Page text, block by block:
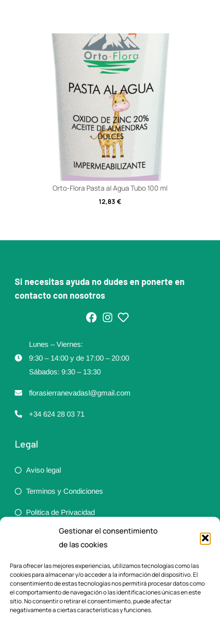
Gestionar el consentimiento
de las cookies
Para ofrecer las mejores experiencias, utilizamos tecnologías como las
cookies para almacenar y/o acceder a la información del dispositivo. El
consentimiento de estas tecnologías nos permitirá procesar datos como
el comportamiento de navegación o las identificaciones únicas en este
sitio. No consentir o retirar el consentimiento, puede afectar
negativamente a ciertas características y funciones.
Orto-Flora Pasta al Agua Tubo 100 ml
12,83 €
Si necesitas ayuda no dudes en ponerte en
contacto con nosotros
Lunes – Viernes:
9:30 – 14:00 y de 17:00 – 20:00
Sábados: 9:30 – 13:30
florasierranevadasl@gmail.com
+34 624 28 03 71
Legal
Aviso legal
Terminos y Condiciones
Politica de Privacidad
Política de cookies (UE)
Ortopedia
Ayudas a la vida diaria